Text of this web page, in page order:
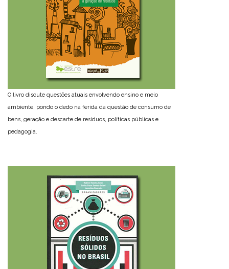
O livro discute questões atuais envolvendo ensino e meio
ambiente, pondo o dedo na ferida da questão de consumo de
bens, geração e descarte de resíduos, políticas públicas e
pedagogia.